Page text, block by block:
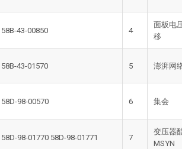
58B-43-00850 4
面板电
移
58B-43-01570 5 澎湃网
58D-98-00570 6 集会
58D-98-01770 58D-98-01771 7
变压器
MSYN